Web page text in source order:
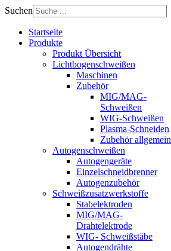
Suchen
Startseite
Produkte
Produkt Übersicht
Lichtbogenschweißen
Maschinen
Zubehör
MIG/MAG-
Schweißen
WIG-Schweißen
Plasma-Schneiden
Zubehör allgemein
Autogenschweißen
Autogengeräte
Einzelschneidbrenner
Autogenzubehör
Schweißzusatzwerkstoffe
Stabelektroden
MIG/MAG-
Drahtelektrode
WIG- Schweißstäbe
Autogendrähte